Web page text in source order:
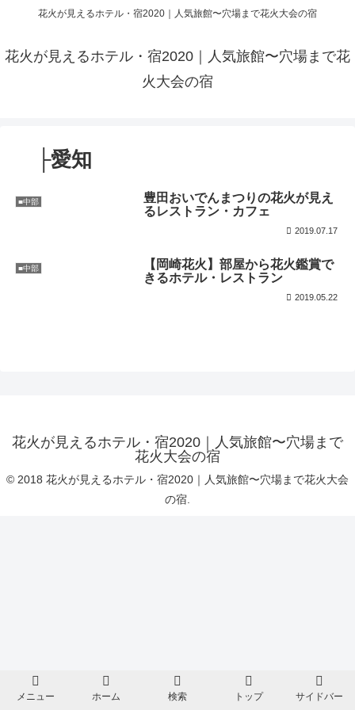
花火が見えるホテル・宿2020｜人気旅館〜穴場まで花火大会の宿
花火が見えるホテル・宿2020｜人気旅館〜穴場まで花
火大会の宿
├愛知
■中部
豊田おいでんまつりの花火が見え
るレストラン・カフェ
2019.07.17
■中部
【岡崎花火】部屋から花火鑑賞で
きるホテル・レストラン
2019.05.22
花火が見えるホテル・宿2020｜人気旅館〜穴場まで
花火大会の宿
© 2018 花火が見えるホテル・宿2020｜人気旅館〜穴場まで花火大会
の宿.
メニュー ホーム 検索 トップ サイドバー